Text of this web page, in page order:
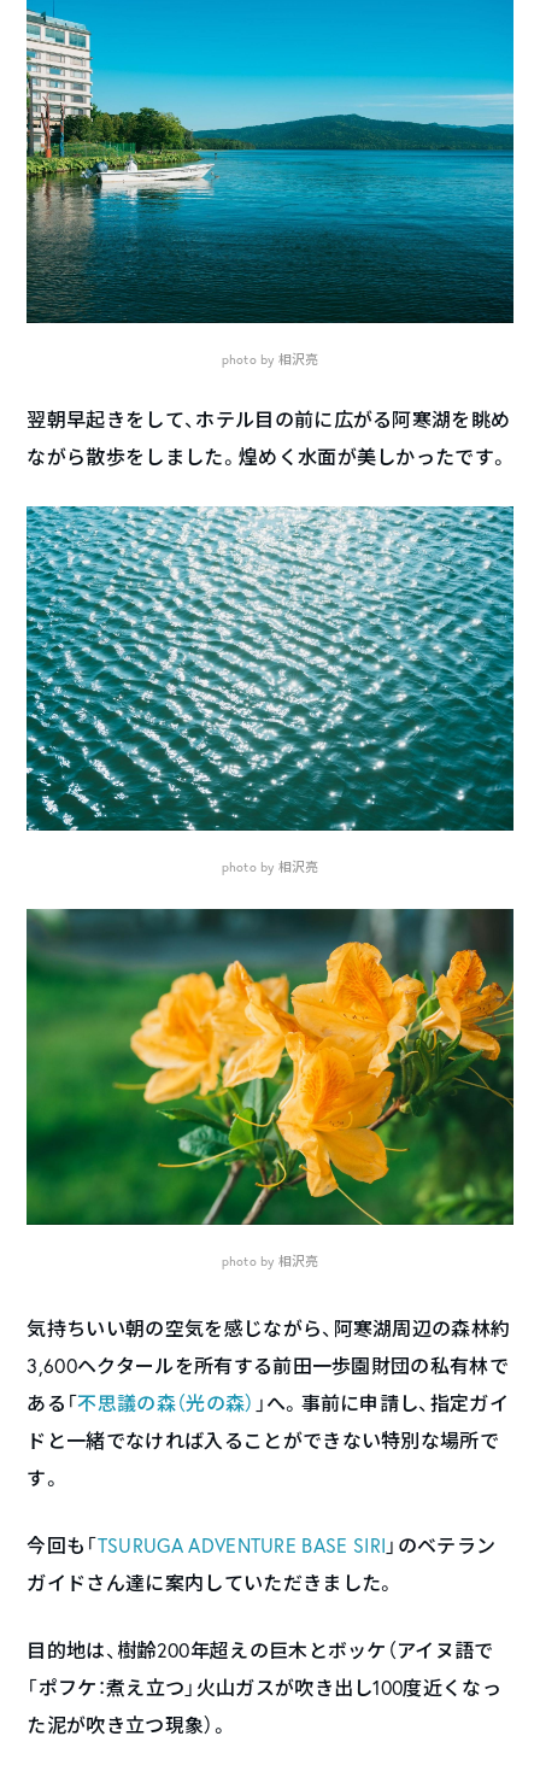
photo by 相沢亮
翌朝早起きをして、ホテル目の前に広がる阿寒湖を眺め
ながら散歩をしました。煌めく水面が美しかったです。
photo by 相沢亮
photo by 相沢亮
気持ちいい朝の空気を感じながら、阿寒湖周辺の森林約
3,600ヘクタールを所有する前田一歩園財団の私有林で
ある「不思議の森（光の森） 」へ。事前に申請し、指定ガイ
ドと一緒でなければ入ることができない特別な場所で
す。
今回も「TSURUGA ADVENTURE BASE SIRI 」のベテラン
ガイドさん達に案内していただきました。
目的地は、樹齢200年超えの巨木とボッケ（アイヌ語で
「ポフケ：煮え立つ」火山ガスが吹き出し100度近くなっ
た泥が吹き立つ現象）。